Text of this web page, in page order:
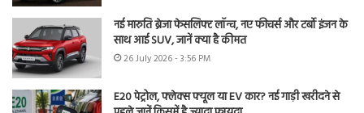
नई मारुति ब्रेजा फेसलिफ्ट लॉन्च, नए फीचर्स और टर्बो इंजन के
साथ आई SUV, जानें क्या है कीमत
26 July 2026 - 3:56 PM
E20 पेट्रोल, फ्लेक्स फ्यूल या EV कार? नई गाड़ी खरीदने से